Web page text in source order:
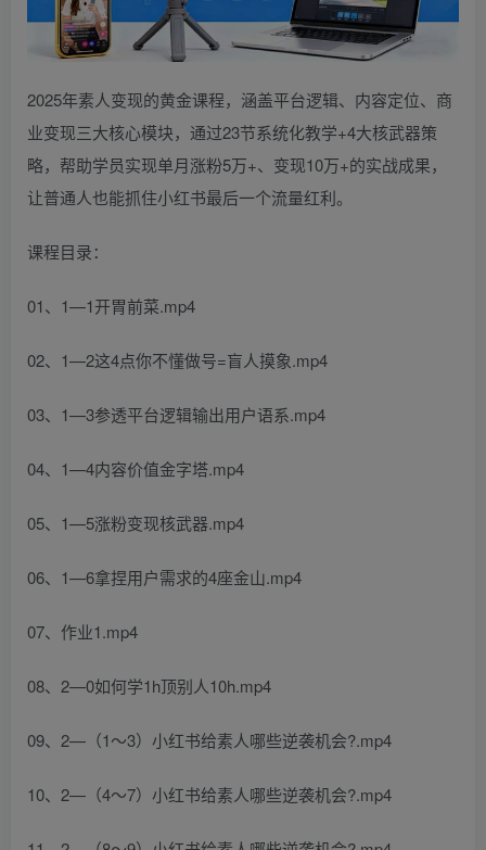
2025年素人变现的黄金课程，涵盖平台逻辑、内容定位、商
业变现三大核心模块，通过23节系统化教学+4大核武器策
略，帮助学员实现单月涨粉5万+、变现10万+的实战成果，
让普通人也能抓住小红书最后一个流量红利。
课程目录：
01、1—1开胃前菜.mp4
02、1—2这4点你不懂做号=盲人摸象.mp4
03、1—3参透平台逻辑输出用户语系.mp4
04、1—4内容价值金字塔.mp4
05、1—5涨粉变现核武器.mp4
06、1—6拿捏用户需求的4座金山.mp4
07、作业1.mp4
08、2—0如何学1h顶别人10h.mp4
09、2—（1～3）小红书给素人哪些逆袭机会?.mp4
10、2—（4～7）小红书给素人哪些逆袭机会?.mp4